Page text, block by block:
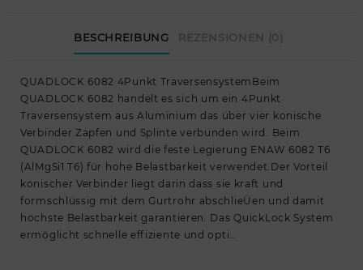
BESCHREIBUNG REZENSIONEN (0)
QUADLOCK 6082 4Punkt TraversensystemBeim
QUADLOCK 6082 handelt es sich um ein 4Punkt
Traversensystem aus Aluminium das über vier konische
Verbinder Zapfen und Splinte verbunden wird. Beim
QUADLOCK 6082 wird die feste Legierung ENAW 6082 T6
(AlMgSi1 T6) für hohe Belastbarkeit verwendet.Der Vorteil
konischer Verbinder liegt darin dass sie kraft und
formschlüssig mit dem Gurtrohr abschlieÜen und damit
höchste Belastbarkeit garantieren. Das QuickLock System
ermöglicht schnelle effiziente und opti…